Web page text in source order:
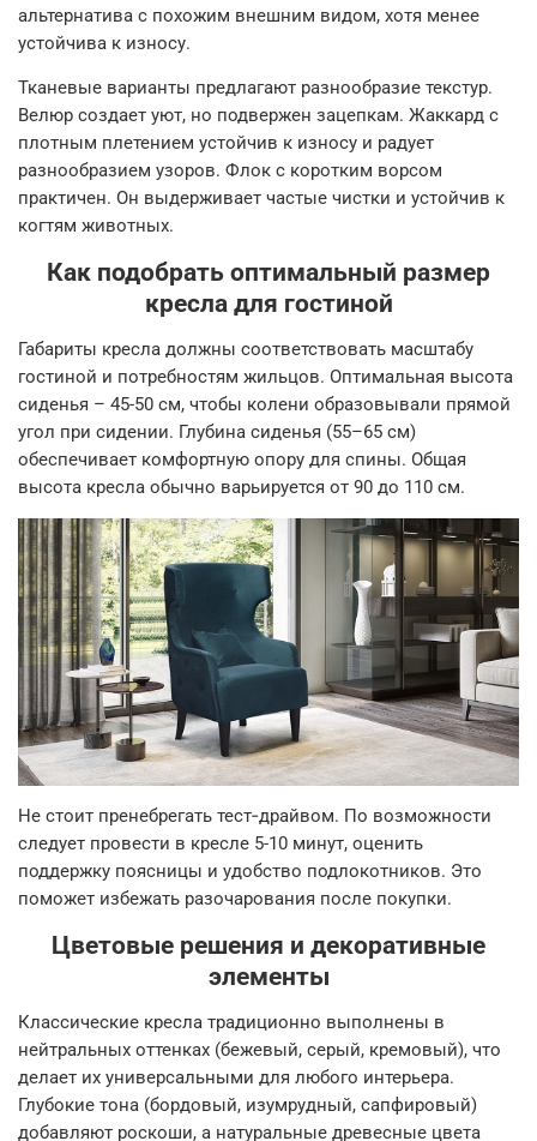
альтернатива с похожим внешним видом, хотя менее
устойчива к износу.
Тканевые варианты предлагают разнообразие текстур.
Велюр создает уют, но подвержен зацепкам. Жаккард с
плотным плетением устойчив к износу и радует
разнообразием узоров. Флок с коротким ворсом
практичен. Он выдерживает частые чистки и устойчив к
когтям животных.
Как подобрать оптимальный размер
кресла для гостиной
Габариты кресла должны соответствовать масштабу
гостиной и потребностям жильцов. Оптимальная высота
сиденья – 45-50 см, чтобы колени образовывали прямой
угол при сидении. Глубина сиденья (55–65 см)
обеспечивает комфортную опору для спины. Общая
высота кресла обычно варьируется от 90 до 110 см.
Не стоит пренебрегать тест‑драйвом. По возможности
следует провести в кресле 5-10 минут, оценить
поддержку поясницы и удобство подлокотников. Это
поможет избежать разочарования после покупки.
Цветовые решения и декоративные
элементы
Классические кресла традиционно выполнены в
нейтральных оттенках (бежевый, серый, кремовый), что
делает их универсальными для любого интерьера.
Глубокие тона (бордовый, изумрудный, сапфировый)
добавляют роскоши, а натуральные древесные цвета